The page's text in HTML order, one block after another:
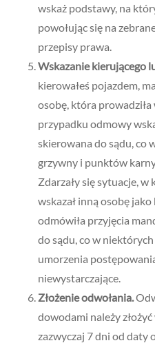
wskaż podstawy, na
powołując się na
przepisy prawa.
Wskazanie kierującego
kierowałeś pojazdem,
osobę, która
przypadku odmowy
skierowana do sądu, co
grzywny i punktów
Zdarzały się sytuacje,
wskazał inną osobę
odmówiła przyjęcia
do sądu, co w
umorzenia
niewystarczające.
Złożenie odwołania.
dowodami należy
zazwyczaj 7 dni od daty